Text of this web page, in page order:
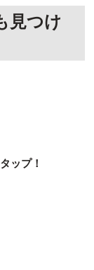
見つけ
ップ！